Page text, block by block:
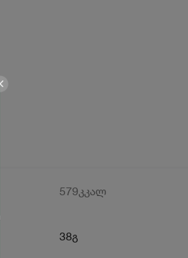
579კკალ
38გ